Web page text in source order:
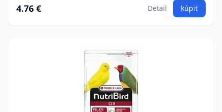
4.76 € Detail kúpiť